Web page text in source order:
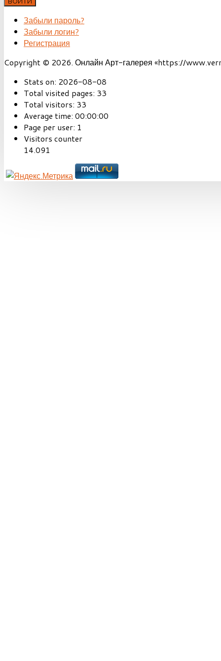
Забыли пароль?
Забыли логин?
Регистрация
Copyright © 2026. Онлайн Арт-галерея «https://
Stats on: 2026-08-08
Total visited pages: 33
Total visitors: 33
Average time: 00:00:00
Page per user: 1
Visitors counter
14.091